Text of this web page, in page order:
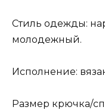
Стиль одежды:
молодежный.
Исполнение:
Размер крючка/